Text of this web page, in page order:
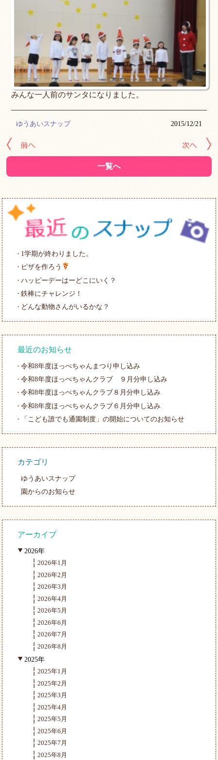
みんな一人前のサンタになりました。
ゆうあいスナップ 2015/12/21
一覧へ
1学期が終わりました。
ピザを作ろう
ハッピーデーはーどこにいく？
鉄棒にチャレンジ！
どんな動物さんがいるかな？
最近のお知らせ
令和8年度ほっぺちゃんまつり申し込み
令和8年度ほっぺちゃんクラブ ９月分申し込み
令和8年度ほっぺちゃんクラブ８月分申し込み
令和8年度ほっぺちゃんクラブ６月分申し込み
「こども誰でも通園制度」の開始についてのお知らせ
カテゴリ
ゆうあいスナップ
園からのお知らせ
アーカイブ
2026年
2026年1月
2026年2月
2026年3月
2026年4月
2026年5月
2026年6月
2026年7月
2026年8月
2025年
2025年1月
2025年2月
2025年3月
2025年4月
2025年5月
2025年6月
2025年7月
2025年8月